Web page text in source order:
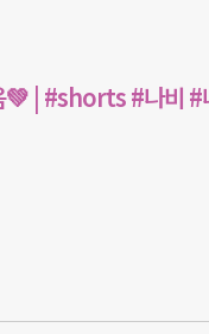
💚 | #shorts #나비 #